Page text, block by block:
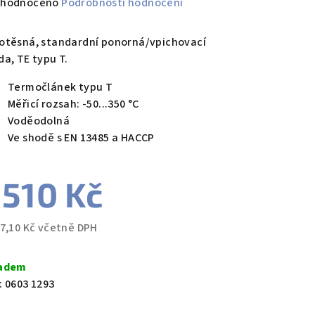
standardní ponorná/vpichovací
TE typu T.
Termočlánek typu T
Měřicí rozsah: -50...350 °C
Voděodolná
Ve shodě s EN 13485 a HACCP
Kč
Kč včetně DPH
0603 1293